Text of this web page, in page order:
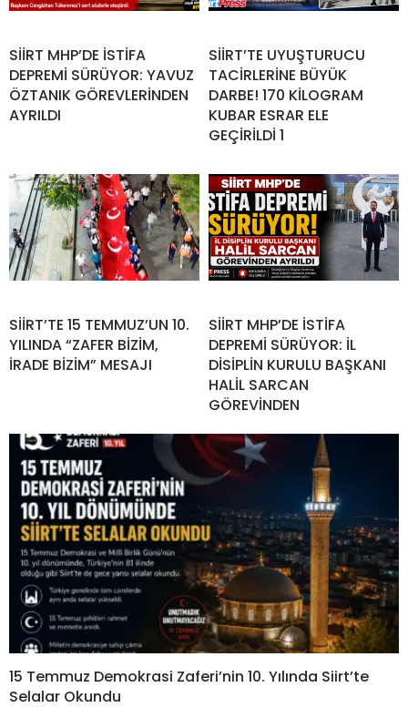
SİİRT MHP’DE İSTİFA
DEPREMİ SÜRÜYOR: YAVUZ
ÖZTANIK GÖREVLERİNDEN
AYRILDI
SİİRT’TE UYUŞTURUCU
TACİRLERİNE BÜYÜK
DARBE! 170 KİLOGRAM
KUBAR ESRAR ELE
GEÇİRİLDİ 1
SİİRT’TE 15 TEMMUZ’UN 10.
YILINDA “ZAFER BİZİM,
İRADE BİZİM” MESAJI
SİİRT MHP’DE İSTİFA
DEPREMİ SÜRÜYOR: İL
DİSİPLİN KURULU BAŞKANI
HALİL SARCAN
GÖREVİNDEN
15 Temmuz Demokrasi Zaferi’nin 10. Yılında Siirt’te
Selalar Okundu